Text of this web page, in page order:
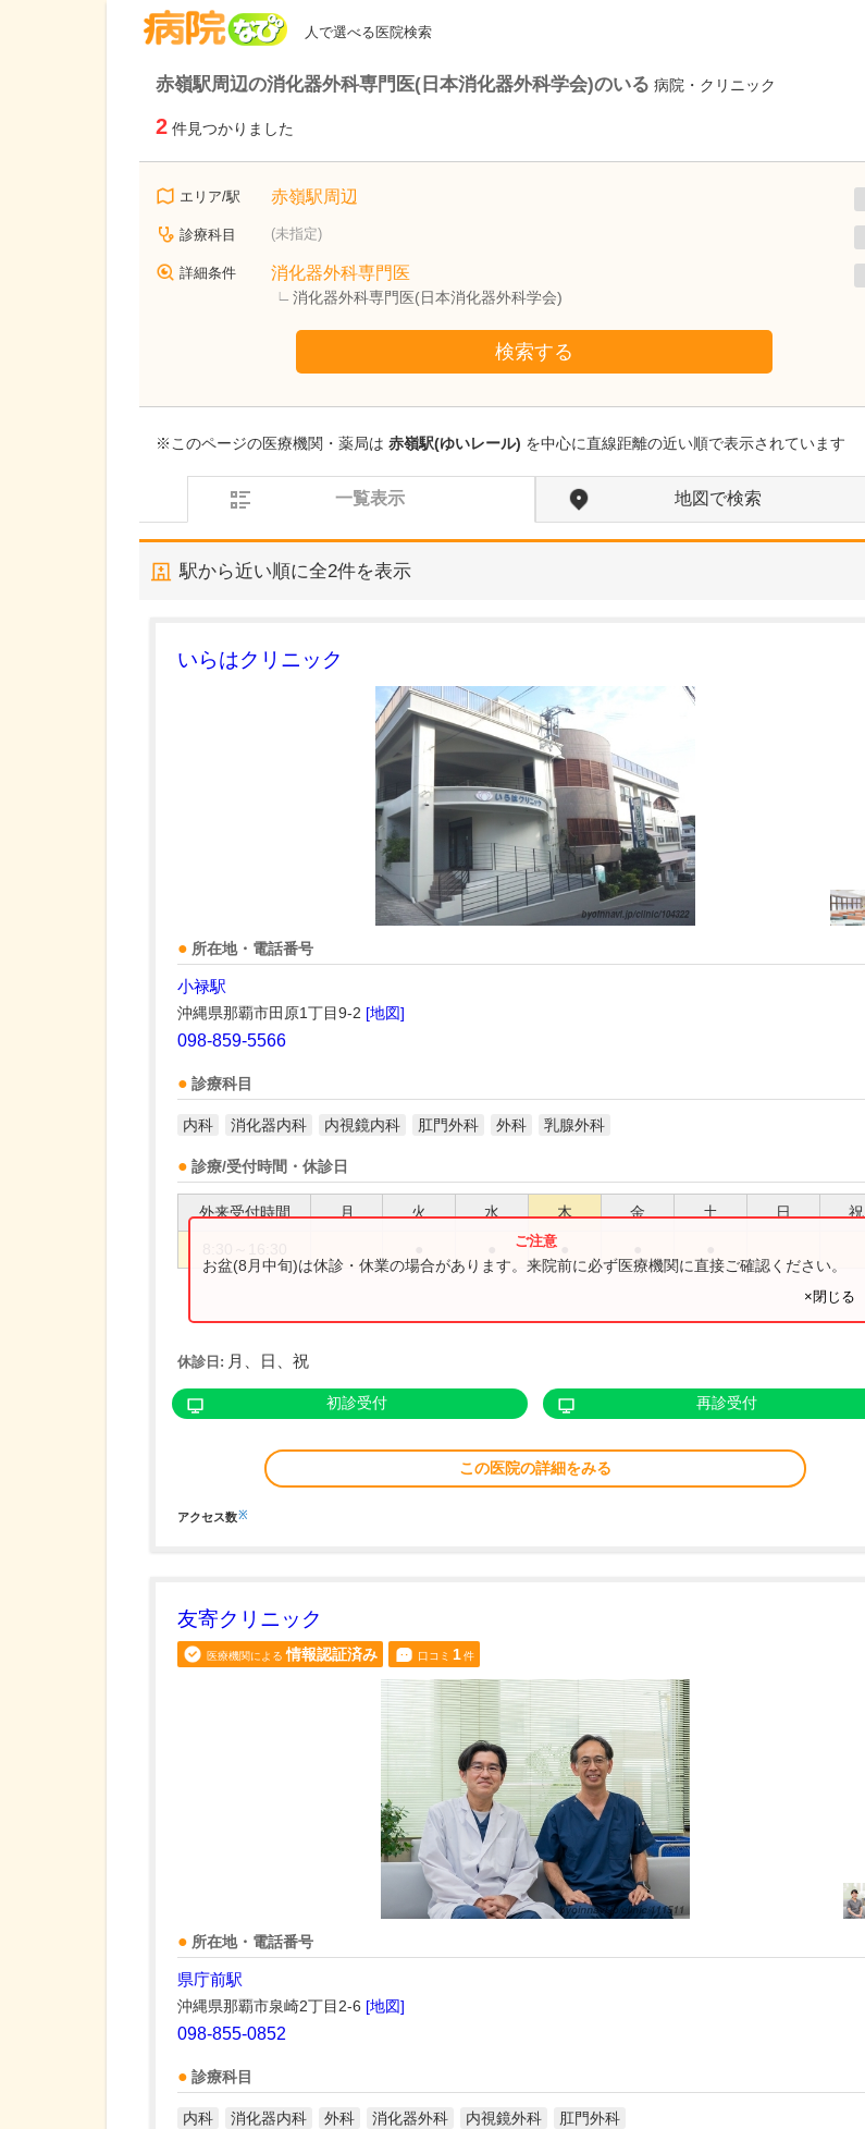
人で選べる医院検索
赤嶺駅周辺の消化器外科専門医(日本消化器外科学会)のいる 病院・クリニック
2 件見つかりました
エリア/駅 赤嶺駅周辺
診療科目 (未指定)
詳細条件 消化器外科専門医
消化器外科専門医(日本消化器外科学会)
検索する
※このページの医療機関・薬局は 赤嶺駅(ゆいレール) を中心に直線距離の近い順で表示されています
一覧表示 地図で検索
駅から近い順に全2件を表示
いらはクリニック
所在地・電話番号
小禄駅
沖縄県那覇市田原1丁目9-2 [地図]
098-859-5566
診療科目
内科 消化器内科 内視鏡内科 肛門外科 外科 乳腺外科
診療/受付時間・休診日
外来受付時間 月 火 水 木 金 土 日 祝
お盆(8月中旬)は休診・休業の場合があります。来院前に必ず医療機関に直接ご確認ください。
×閉じる
休診日: 月、日、祝
初診受付 再診受付
この医院の詳細をみる
アクセス数※
友寄クリニック
医療機関による 情報認証済み 口コミ 1件
所在地・電話番号
県庁前駅
沖縄県那覇市泉崎2丁目2-6 [地図]
098-855-0852
診療科目
内科 消化器内科 外科 消化器外科 内視鏡外科 肛門外科
友寄クリニック
川上 浩司院長取材記事
当院は常勤医3名の3診体
制に加え、非常勤の先生
にもお手伝いいただき、
外…